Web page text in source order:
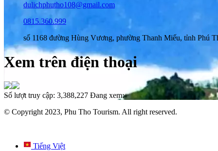
dulichphutho108@gmail.com
0815.360.999
số 1168 đường Hùng Vương, phường Thanh Miếu, tỉnh Phú
Xem trên điện thoại
Số lượt truy cập: 3,388,227 Đang xem:
© Copyright 2023, Phu Tho Tourism. All right reserved.
Tiếng Việt